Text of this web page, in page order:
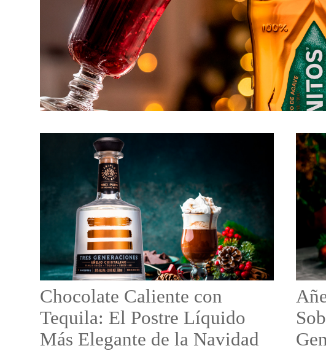
Chocolate Caliente con
Tequila: El Postre Líquido
Más Elegante de la Navidad